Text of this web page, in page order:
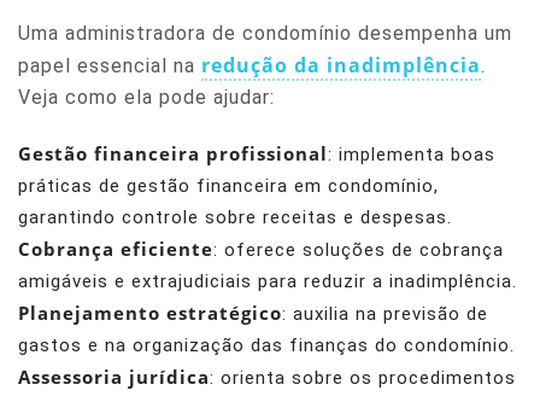
Uma administradora de condomínio desempenha um
papel essencial na redução da inadimplência.
Veja como ela pode ajudar:
Gestão financeira profissional: implementa boas
práticas de gestão financeira em condomínio,
garantindo controle sobre receitas e despesas.
Cobrança eficiente: oferece soluções de cobrança
amigáveis e extrajudiciais para reduzir a inadimplência.
Planejamento estratégico: auxilia na previsão de
gastos e na organização das finanças do condomínio.
Assessoria jurídica: orienta sobre os procedimentos